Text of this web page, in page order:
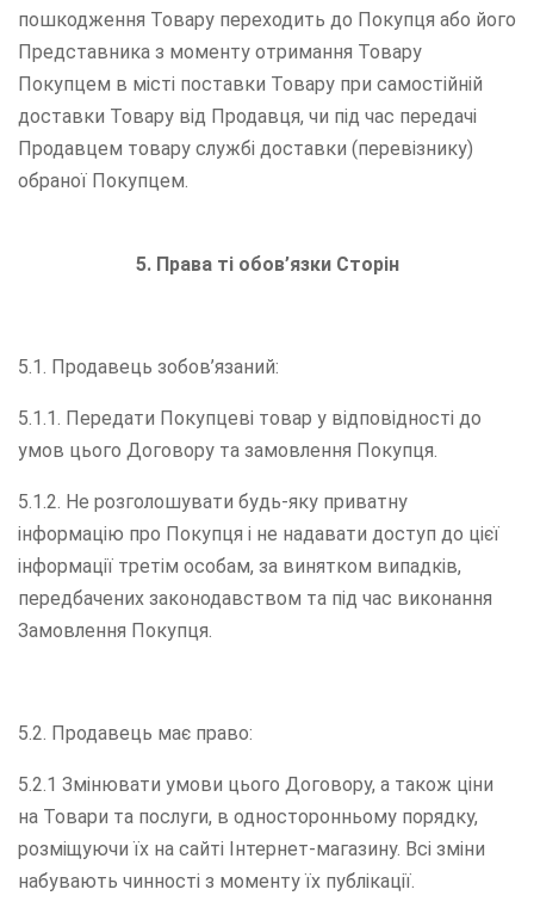
пошкодження Товару переходить до Покупця або його
Представника з моменту отримання Товару
Покупцем в місті поставки Товару при самостійній
доставки Товару від Продавця, чи під час передачі
Продавцем товару службі доставки (перевізнику)
обраної Покупцем.
5. Права ті обов’язки Сторін
5.1. Продавець зобов’язаний:
5.1.1. Передати Покупцеві товар у відповідності до
умов цього Договору та замовлення Покупця.
5.1.2. Не розголошувати будь-яку приватну
інформацію про Покупця і не надавати доступ до цієї
інформації третім особам, за винятком випадків,
передбачених законодавством та під час виконання
Замовлення Покупця.
5.2. Продавець має право:
5.2.1 Змінювати умови цього Договору, а також ціни
на Товари та послуги, в односторонньому порядку,
розміщуючи їх на сайті Інтернет-магазину. Всі зміни
набувають чинності з моменту їх публікації.